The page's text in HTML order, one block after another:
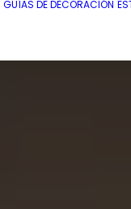
GUÍAS DE DECORACIÓN